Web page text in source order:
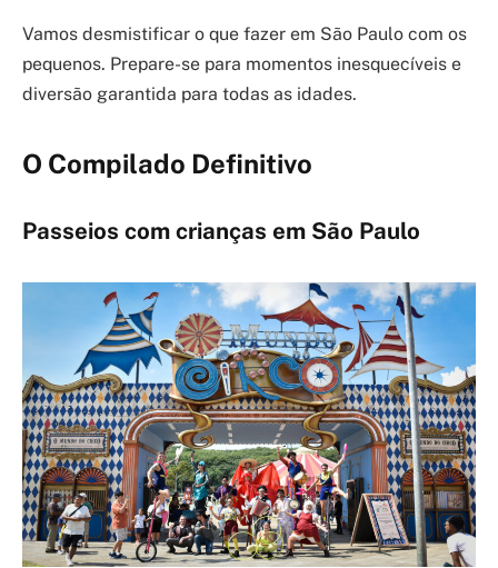
Vamos desmistificar o que fazer em São Paulo com os
pequenos. Prepare-se para momentos inesquecíveis e
diversão garantida para todas as idades.
O Compilado Definitivo
Passeios com crianças em São Paulo